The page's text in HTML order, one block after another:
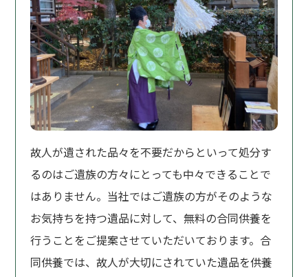
故人が遺された品々を不要だからといって処分す
るのはご遺族の方々にとっても中々できることで
はありません。当社ではご遺族の方がそのような
お気持ちを持つ遺品に対して、無料の合同供養を
行うことをご提案させていただいております。合
同供養では、故人が大切にされていた遺品を供養